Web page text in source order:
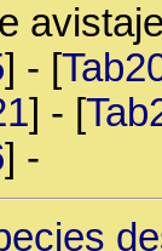
] - [
] - [
] -